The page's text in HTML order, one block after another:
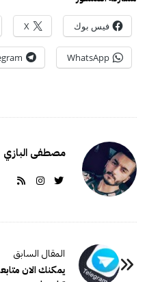
فيس بوك X
WhatsApp
مصطفى البازي
يمكنك الان